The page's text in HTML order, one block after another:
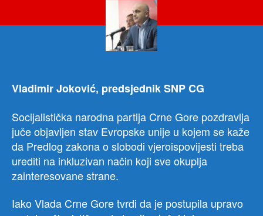
Vladimir Joković, predsjednik SNP CG
Socijalistička narodna partija Crne Gore pozdravlja
juče objavljen stav Evropske unije u kojem se kaže
da Predlog zakona o slobodi vjeroispovijesti treba
urediti na inkluzivan način koji sve okuplja
zainteresovane strane.
Iako Vlada Crne Gore tvrdi da je postupila upravo